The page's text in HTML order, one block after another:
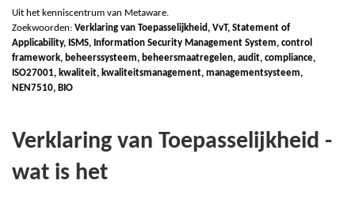
Uit het kenniscentrum van Metaware.
Zoekwoorden: Verklaring van Toepasselijkheid, VvT, Statement of
Applicability, ISMS, Information Security Management System, control
framework, beheerssysteem, beheersmaatregelen, audit, compliance,
SO27001, kwaliteit, kwaliteitsmanagement, managementsysteem,
N EN7510, B IO
Verklaring van Toepasselijkheid -
wat is het